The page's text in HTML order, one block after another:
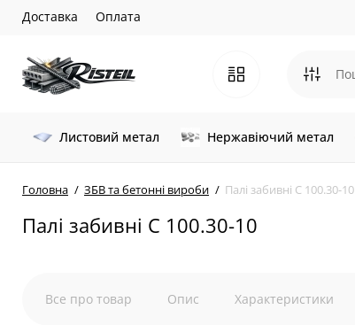
Доставка Оплата
Листовий метал Нержавіючий метал
Головна ЗБВ та бетонні вироби Палі забивні С 100.30-10
Палі забивні С 100.30-10
Все про товар Опис Характеристики